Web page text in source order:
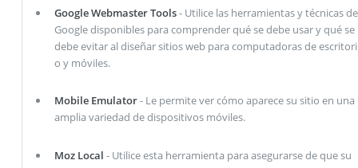
Google Webmaster Tools- Utilice las herramientas y técnicas de
Google disponibles para comprender qué se debe usar y qué se
debe evitar al diseñar sitios web para computadoras de escritori
o y móviles.
Mobile Emulator- Le permite ver cómo aparece su sitio en una
amplia variedad de dispositivos móviles.
Moz Local - Utilice esta herramienta para asegurarse de que su